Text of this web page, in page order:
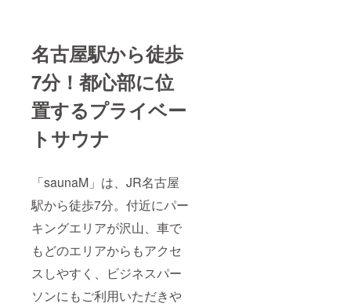
名古屋駅から徒歩
7分！都心部に位
置するプライベー
トサウナ
「saunaM」は、JR名古屋
駅から徒歩7分。付近にパー
キングエリアが沢山、車で
もどのエリアからもアクセ
スしやすく、ビジネスパー
ソンにもご利用いただきや